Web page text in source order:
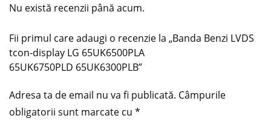
Nu există recenzii până acum.
Fii primul care adaugi o recenzie la „Banda Benzi LVDS
tcon-display LG 65UK6500PLA
65UK6750PLD 65UK6300PLB”
Adresa ta de email nu va fi publicată. Câmpurile
obligatorii sunt marcate cu *